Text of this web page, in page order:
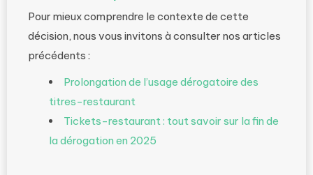
Pour mieux comprendre le contexte de cette
décision, nous vous invitons à consulter nos articles
précédents :
Prolongation de l’usage dérogatoire des
titres-restaurant
Tickets-restaurant : tout savoir sur la fin de
la dérogation en 2025